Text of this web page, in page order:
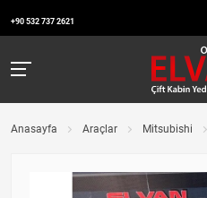
+90 532 737 2621
Anasayfa Araçlar Mitsubishi